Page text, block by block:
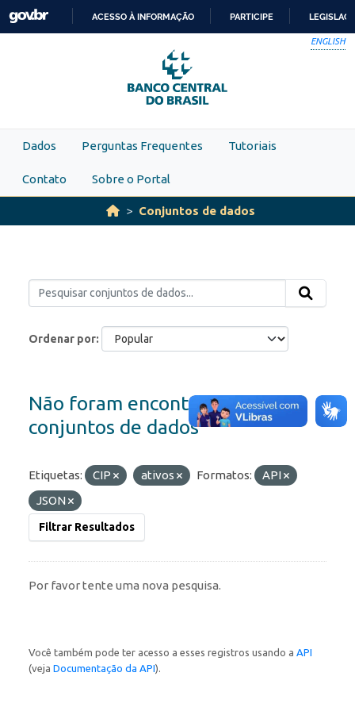
Skip to main content
PARA
O
CONTEÚDO
ACESSO À INFORMAÇÃO PARTICIPE
ENGLISH
Dados Perguntas Frequentes Tutoriais
Contato Sobre o Portal
Conjuntos de dados
Ordenar por
Não foram encontrados
conjuntos de dados
Etiquetas: CIP ativos Formatos:
API
JSON
Filtrar Resultados
Por favor tente uma nova pesquisa.
Você também pode ter acesso a esses registros usando a API
(veja Documentação da API).